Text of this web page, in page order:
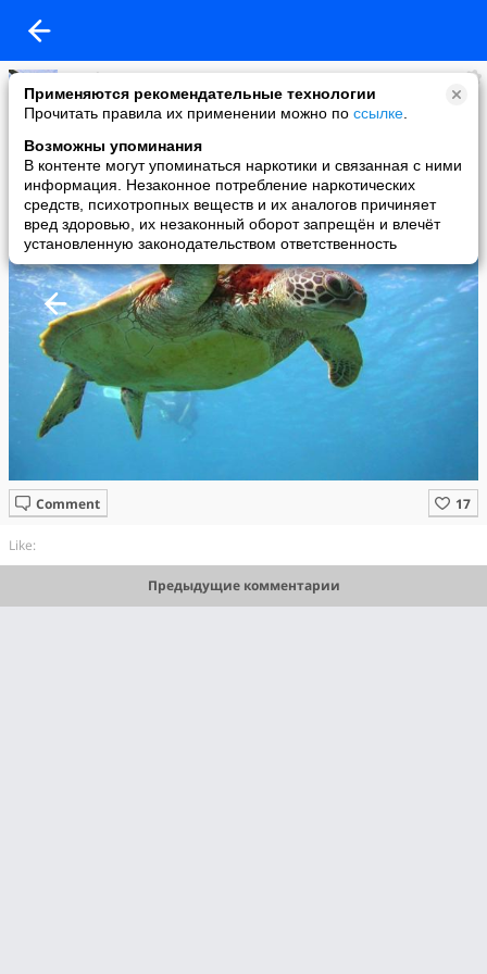
Применяются рекомендательные технологии
Прочитать правила их применении можно по ссылке
Возможны упоминания
В контенте могут упоминаться наркотики и связанная с ними
информация. Незаконное потребление наркотических
средств, психотропных веществ и их аналогов причиняет
вред здоровью, их незаконный оборот запрещён и влечёт
установленную законодательством ответственность
Loveless
added a photo
24 May в 09:27
Comment
Like:
Предыдущие комментарии